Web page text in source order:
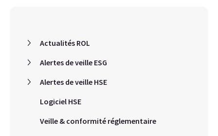
Actualités ROL
Alertes de veille ESG
Alertes de veille HSE
Logiciel HSE
Veille & conformité réglementaire